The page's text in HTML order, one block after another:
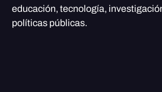
educación, tecnología,
políticas públicas.